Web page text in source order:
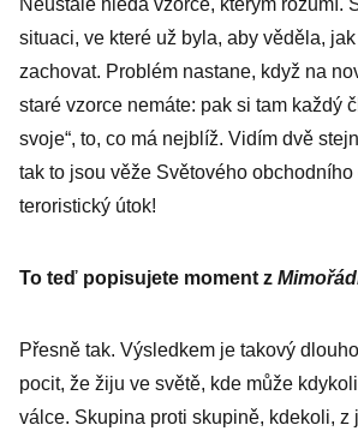
Neustále hledá vzorce, kterým rozumí.
situaci, ve které už byla, aby věděla,
zachovat. Problém nastane, když na
staré vzorce nemáte: pak si tam každý
svoje“, to, co má nejblíž. Vidím dvě
tak to jsou věže Světového obchodního
teroristický útok!
To teď popisujete moment z ­
Přesně tak. Výsledkem je takový
pocit, že žiju ve světě, kde může
válce. Skupina proti skupině, kdekoli, z